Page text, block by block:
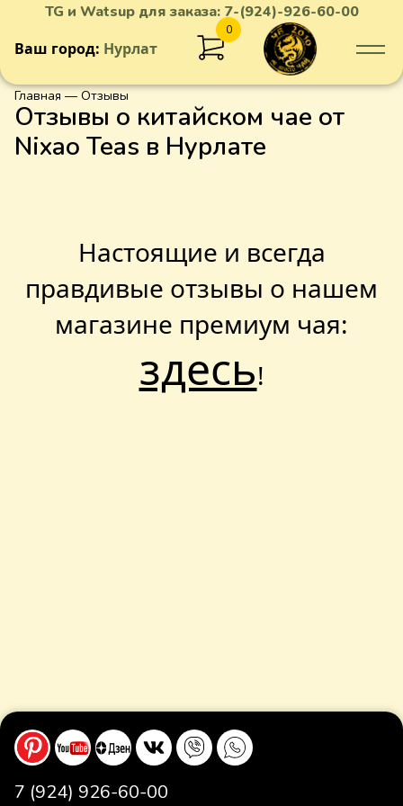
TG и Watsup для заказа: 7-(924)-926-60-00
Ваш город: Нурлат
0
Главная — Отзывы
Отзывы о китайском чае от
Nixao Teas в Нурлате
Настоящие и всегда
правдивые отзывы о нашем
магазине премиум чая:
здесь!
7 (924) 926-60-00